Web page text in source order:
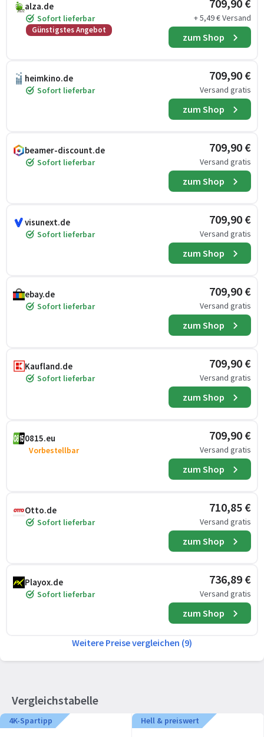
alza.de
Sofort lieferbar
Günstigstes Angebot
709,90 €
+ 5,49 € Versand
zum Shop
heimkino.de
Sofort lieferbar
709,90 €
Versand gratis
zum Shop
beamer-discount.de
Sofort lieferbar
709,90 €
Versand gratis
zum Shop
visunext.de
Sofort lieferbar
709,90 €
Versand gratis
zum Shop
ebay.de
Sofort lieferbar
709,90 €
Versand gratis
zum Shop
Kaufland.de
Sofort lieferbar
709,90 €
Versand gratis
zum Shop
0815.eu
Vorbestellbar
709,90 €
Versand gratis
zum Shop
Otto.de
Sofort lieferbar
710,85 €
Versand gratis
zum Shop
Playox.de
Sofort lieferbar
736,89 €
Versand gratis
zum Shop
Weitere Preise vergleichen (9)
Vergleichstabelle
4K-Spartipp Hell & preiswert